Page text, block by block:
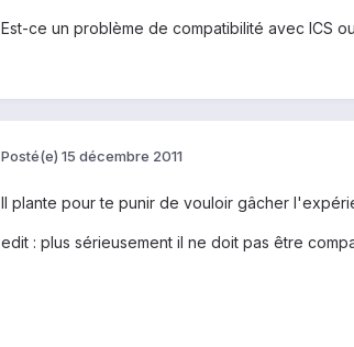
Est-ce un problème de compatibilité avec ICS
Posté(e) 15 décembre 2011
Il plante pour te punir de vouloir gâcher
edit : plus sérieusement il ne doit pas être